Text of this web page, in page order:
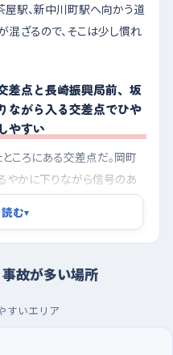
駅、新中川町駅へ向かう道
混ざるので、そこは少し慣れ
差点と長崎振興局前、坂
ながら入る交差点でひや
やすい
ころにある交差点だ。岡町
やかに下りながら信号のあ
りは思ったより速度が乗るう
りがある店が北東側にある
くる車や歩行者に気づくの
レーキを踏み始めるつもり
って、駐車場から出入りす
む▾
故が多い場所
すいエリア